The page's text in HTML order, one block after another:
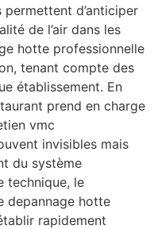
d’anticiper
de l’air dans les
hotte professionnelle
tenant compte des
établissement. En
prend en charge
vmc
invisibles mais
du système
technique, le
depannage hotte
rapidement